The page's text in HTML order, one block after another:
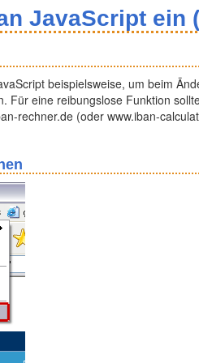
JavaScript ein
beispielsweise, um beim
Für eine reibungslose Funktion
rechner.de (oder www.iban-